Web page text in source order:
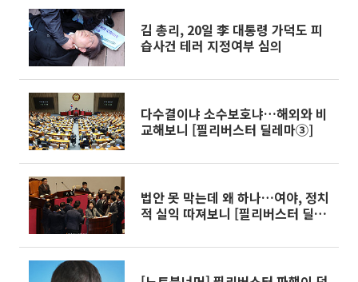
김 총리, 20일 李 대통령 가덕도 피
습사건 테러 지정여부 심의
다수결이냐 소수보호냐…해외와 비
교해보니 [필리버스터 딜레마③]
법안 못 막는데 왜 하나…여야, 정치
적 실익 따져보니 [필리버스터 딜레